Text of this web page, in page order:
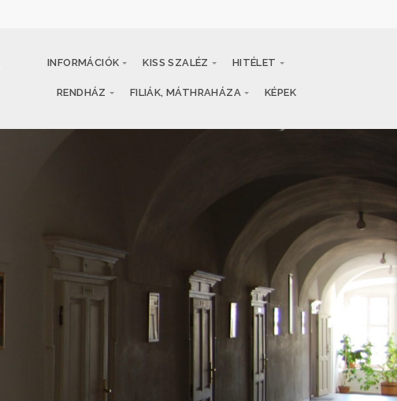
INFORMÁCIÓK KISS SZALÉZ HITÉLET
RENDHÁZ FILIÁK, MÁTHRAHÁZA KÉPEK